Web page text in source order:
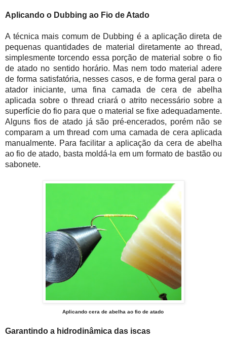
Aplicando o Dubbing ao Fio de Atado
A técnica mais comum de Dubbing é a aplicação direta de
pequenas quantidades de material diretamente ao thread,
simplesmente torcendo essa porção de material sobre o fio
de atado no sentido horário. Mas nem todo material adere
de forma satisfatória, nesses casos, e de forma geral para o
atador iniciante, uma fina camada de cera de abelha
aplicada sobre o thread criará o atrito necessário sobre a
superfície do fio para que o material se fixe adequadamente.
Alguns fios de atado já são pré-encerados, porém não se
comparam a um thread com uma camada de cera aplicada
manualmente. Para facilitar a aplicação da cera de abelha
ao fio de atado, basta moldá-la em um formato de bastão ou
sabonete.
Aplicando cera de abelha ao fio de atado
Garantindo a hidrodinâmica das iscas